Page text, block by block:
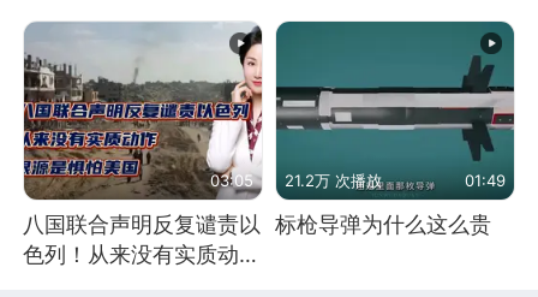
03:05
八国联合声明反复谴责以
色列！从来没有实质动
21.2万 次播放 01:49
标枪导弹为什么这么贵